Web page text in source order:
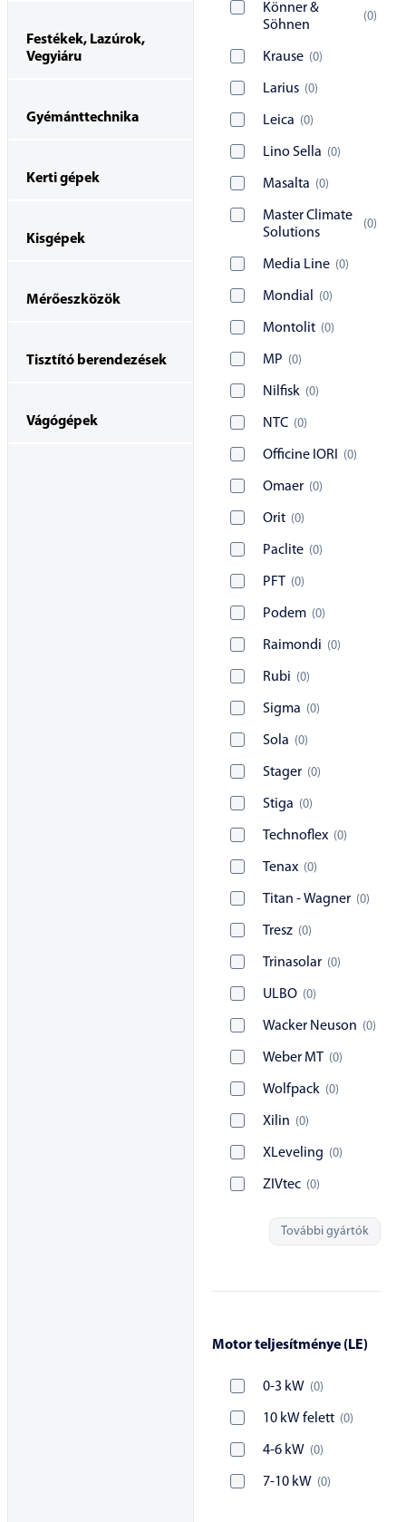
Könner &
Söhnen
(0)
Krause (0)
Larius (0)
Leica (0)
Lino Sella (0)
Masalta (0)
Master Climate
Solutions
(0)
Media Line (0)
Mondial (0)
Montolit (0)
MP (0)
Nilfisk (0)
NTC (0)
Officine IORI (0)
Omaer (0)
Orit (0)
Paclite (0)
PFT (0)
Podem (0)
Raimondi (0)
Rubi (0)
Sigma (0)
Sola (0)
Stager (0)
Stiga (0)
Technoflex (0)
Tenax (0)
Titan - Wagner (0)
Tresz (0)
Trinasolar (0)
ULBO (0)
Wacker Neuson (0)
Weber MT (0)
Wolfpack (0)
Xilin (0)
XLeveling (0)
ZIVtec (0)
További gyártók
Motor teljesítménye (LE)
0-3 kW (0)
10 kW felett (0)
4-6 kW (0)
7-10 kW (0)
Festékek, Lazúrok,
Vegyiáru
Gyémánttechnika
Kerti gépek
Kisgépek
Mérőeszközök
Tisztító berendezések
Vágógépek